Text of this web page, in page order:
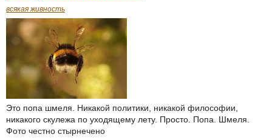
всякая живность
Это попа шмеля. Никакой политики, никакой философии,
никакого скулежа по уходящему лету. Просто. Попа. Шмеля.
Фото честно стырнечено